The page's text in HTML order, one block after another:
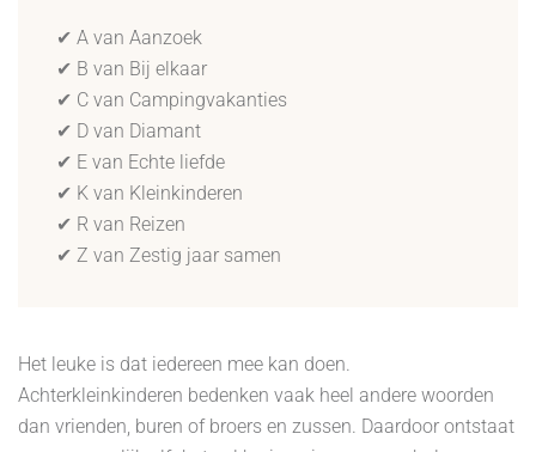
✔ A van Aanzoek
✔ B van Bij elkaar
✔ C van Campingvakanties
✔ D van Diamant
✔ E van Echte liefde
✔ K van Kleinkinderen
✔ R van Reizen
✔ Z van Zestig jaar samen
Het leuke is dat iedereen mee kan doen.
Achterkleinkinderen bedenken vaak heel andere woorden
dan vrienden, buren of broers en zussen. Daardoor ontstaat